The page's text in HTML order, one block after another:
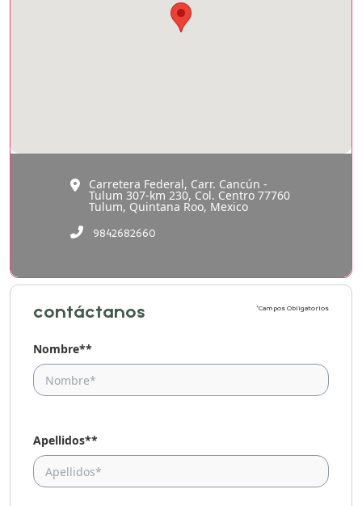
Carretera Federal, Carr. Cancún -
Tulum 307-km 230, Col. Centro 77760
Tulum, Quintana Roo, Mexico
9842682660
contáctanos *Campos Obligatorios
Nombre**
Apellidos**